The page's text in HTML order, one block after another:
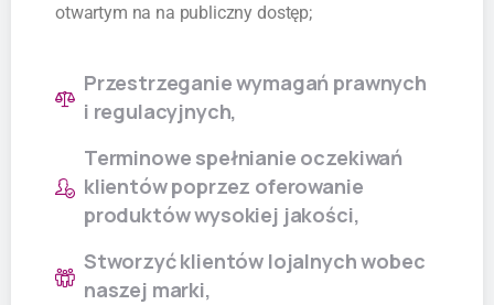
otwartym na na publiczny dostęp;
Przestrzeganie wymagań prawnych
i regulacyjnych,
Terminowe spełnianie oczekiwań
klientów poprzez oferowanie
produktów wysokiej jakości,
Stworzyć klientów lojalnych wobec
naszej marki,